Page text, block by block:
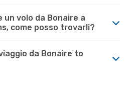
volo da Bonaire a
come posso trovarli?
da Bonaire to